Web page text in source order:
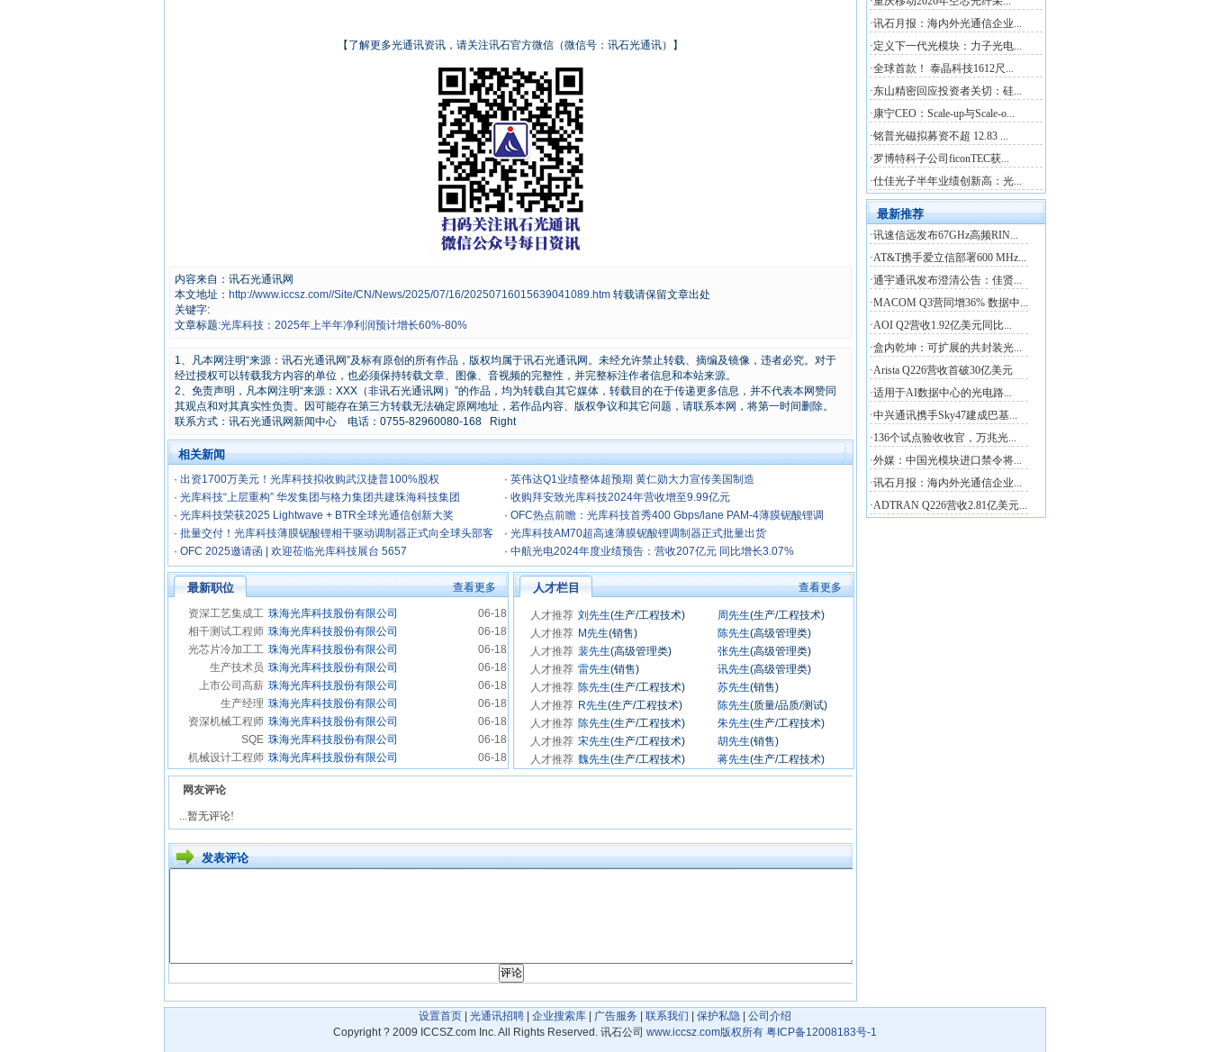
【了解更多光通讯资讯，请关注讯石官方微信（微信号：讯石光通讯）】
内容来自：讯石光通讯网
本文地址： http://www.iccsz.com//Site/CN/News/2025/07/16/20250716015639041089.htm 转载请保留文章出处
关键字:
文章标题:光库科技：2025年上半年净利润预计增长60%-80%
1、凡本网注明“来源：讯石光通讯网”及标有原创的所有作品，版权均属于讯石光通讯网。未经允许禁止转载、摘编及镜像，违者必究。对于
经过授权可以转载我方内容的单位，也必须保持转载文章、图像、音视频的完整性，并完整标注作者信息和本站来源。
2、免责声明，凡本网注明“来源：XXX（非讯石光通讯网）”的作品，均为转载自其它媒体，转载目的在于传递更多信息，并不代表本网赞同
其观点和对其真实性负责。因可能存在第三方转载无法确定原网地址，若作品内容、版权争议和其它问题，请联系本网，将第一时间删除。
联系方式：讯石光通讯网新闻中心 电话：0755-82960080-168 Right
相关新闻
· 出资1700万美元！光库科技拟收购武汉捷普100%股权 · 英伟达Q1业绩整体超预期 黄仁勋大力宣传美国制造
· 光库科技“上层重构” 华发集团与格力集团共建珠海科技集团 · 收购拜安致光库科技2024年营收增至9.99亿元
· 光库科技荣获2025 Lightwave + BTR全球光通信创新大奖 · OFC热点前瞻：光库科技首秀400 Gbps/lane PAM-4薄膜铌酸锂调
制器芯片
· 批量交付！光库科技薄膜铌酸锂相干驱动调制器正式向全球头部客
户
· 光库科技AM70超高速薄膜铌酸锂调制器正式批量出货
· OFC 2025邀请函 | 欢迎莅临光库科技展台 5657 · 中航光电2024年度业绩预告：营收207亿元 同比增长3.07%
设置首页 光通讯招聘 企业搜索库 广告服务 联系我们 保护私隐
公司介绍
Copyright? 2009 ICCSZ.com Inc. All Rights Reserved. 讯石公司 www.iccsz.com版权所有 粤ICP备12008183号-1